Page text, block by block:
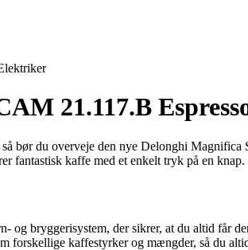
21.117.B
bør du overveje den nye Delonghi
fantastisk kaffe med et enkelt tryk på en knap.
bryggerisystem, der sikrer, at du altid får
kaffestyrker og mængder, så du